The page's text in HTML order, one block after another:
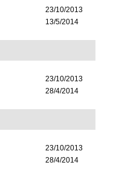
23/10/2013
13/5/2014
23/10/2013
28/4/2014
23/10/2013
28/4/2014